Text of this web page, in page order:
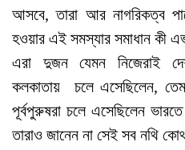
আসবে, তারা আর নাগরিকত্ব
হওয়ার এই সমস্যার সমাধান কী
এরা দুজন যেমন নিজেরাই
কলকাতায় চলে এসেছিলেন,
পূর্বপুরুষরা চলে এসেছিলেন
তারাও জানেন না সেই সব নথি